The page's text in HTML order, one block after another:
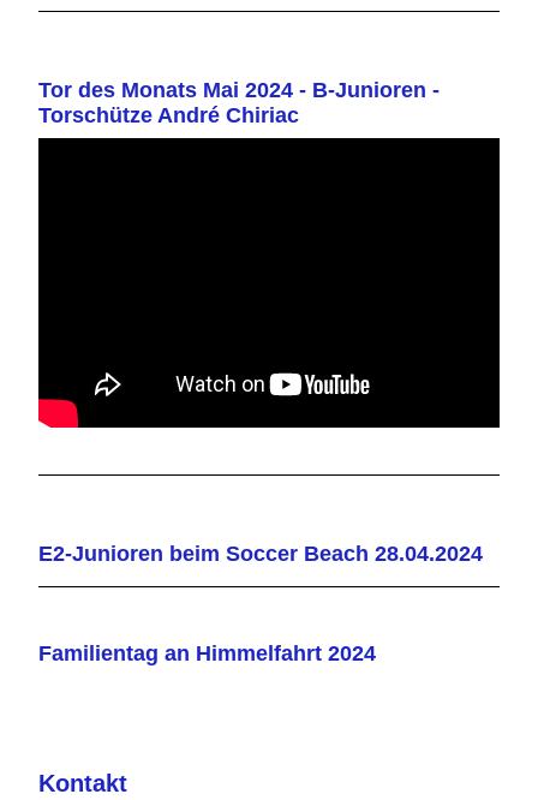
Tor des Monats Mai 2024 - B-Junioren -
Torschütze André Chiriac
E2-Junioren beim Soccer Beach 28.04.2024
Familientag an Himmelfahrt 2024
Kontakt